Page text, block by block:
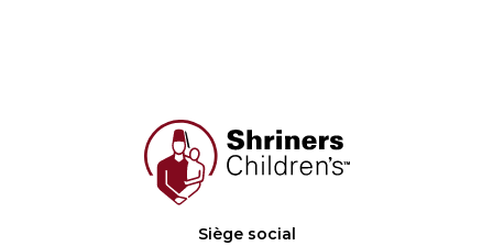
Siège social